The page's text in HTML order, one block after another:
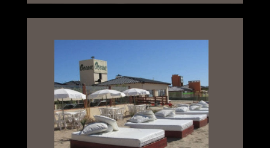
CARPAS y SOMBRILLAS
ver Promoción en el
BALNEARIO OCEAN
a 400 mts. del Hotel
Emerg. Medicas
las 24 horas.